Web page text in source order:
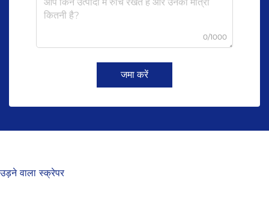
0/1000
जमा करें
उड़ने वाला स्क्रेपर